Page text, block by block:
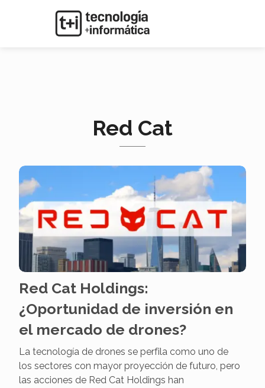
Red Cat
Red Cat Holdings:
¿Oportunidad de inversión en
el mercado de drones?
La tecnología de drones se perfila como uno de
los sectores con mayor proyección de futuro, pero
las acciones de Red Cat Holdings han